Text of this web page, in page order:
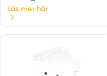
Läs mer här